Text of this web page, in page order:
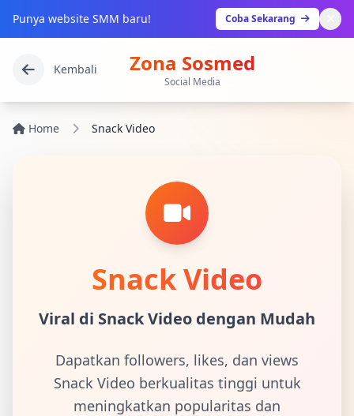
Punya website SMM baru! Coba Sekarang
Kembali Zona Sosmed
Social Media
Home Snack Video
Snack Video
Viral di Snack Video dengan Mudah
Dapatkan followers, likes, dan views
Snack Video berkualitas tinggi untuk
meningkatkan popularitas dan